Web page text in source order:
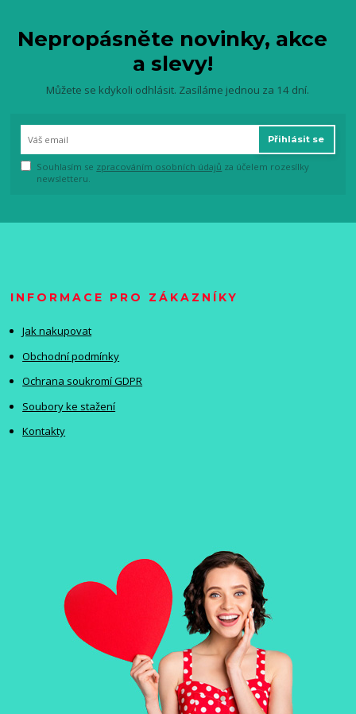
Nepropásněte novinky, akce
a slevy!
Můžete se kdykoli odhlásit. Zasíláme jednou za 14 dní.
Přihlásit se
Souhlasím se zpracováním osobních údajů za účelem rozesílky
newsletteru.
INFORMACE PRO ZÁKAZNÍKY
Jak nakupovat
Obchodní podmínky
Ochrana soukromí GDPR
Soubory ke stažení
Kontakty